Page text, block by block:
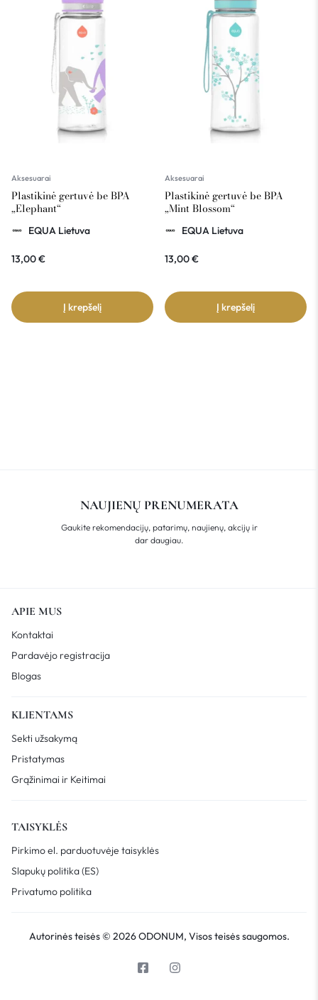
Aksesuarai
Plastikinė gertuvė be BPA
„Elephant“
EQUA Lietuva
13,00€
Į krepšelį
Aksesuarai
Plastikinė gertuvė be BPA
„Mint Blossom“
EQUA Lietuva
13,00€
Į krepšelį
NAUJIENŲ PRENUMERATA
Gaukite rekomendacijų, patarimų, naujienų, akcijų ir
dar daugiau.
APIE MUS
Kontaktai
Pardavėjo registracija
Blogas
KLIENTAMS
Sekti užsakymą
Pristatymas
Grąžinimai ir Keitimai
TAISYKLĖS
Pirkimo el. parduotuvėje taisyklės
Slapukų politika (ES)
Privatumo politika
Autorinės teisės © 2026 ODONUM, Visos teisės saugomos.